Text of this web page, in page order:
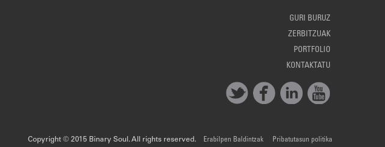
GURI BURUZ
ZERBITZUAK
PORTFOLIO
KONTAKTATU
Copyright © 2015 Binary Soul. All rights reserved. Erabilpen Baldintzak
Pribatutasun politika